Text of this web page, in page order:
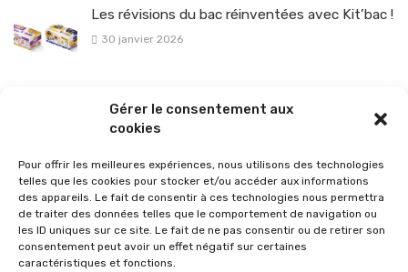
Gérer le consentement aux
cookies
Pour offrir les meilleures expériences, nous utilisons des technologies
telles que les cookies pour stocker et/ou accéder aux informations
des appareils. Le fait de consentir à ces technologies nous permettra
de traiter des données telles que le comportement de navigation ou
les ID uniques sur ce site. Le fait de ne pas consentir ou de retirer son
consentement peut avoir un effet négatif sur certaines
caractéristiques et fonctions.
Les révisions du bac réinventées avec Kit’bac !
30 janvier 2026